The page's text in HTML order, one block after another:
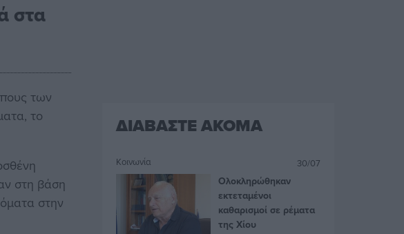
στα
των
το
στη βάση
στην
ΔΙΑΒΑΣΤΕ ΑΚΟΜΑ
Κοινωνία 30/07
Ολοκληρώθηκαν
εκτεταμένοι
καθαρισμοί σε ρέματα
της Χίου